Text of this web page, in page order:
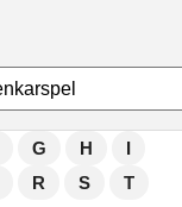
G H
I
R S
T